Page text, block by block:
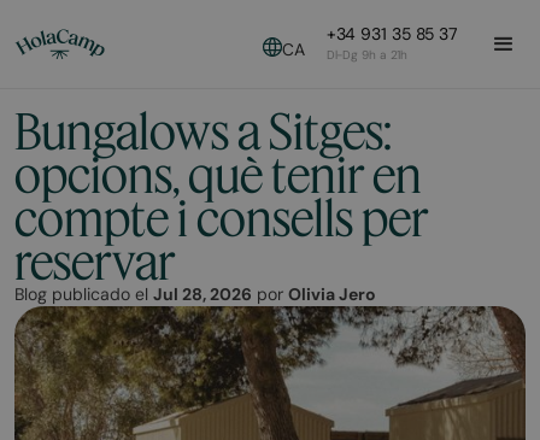
CA
+34 931 35 85 37
Dl-Dg 9h a 21h
Bungalows a Sitges:
opcions, què tenir en
compte i consells per
reservar
Blog publicado el Jul 28, 2026 por Olivia Jero